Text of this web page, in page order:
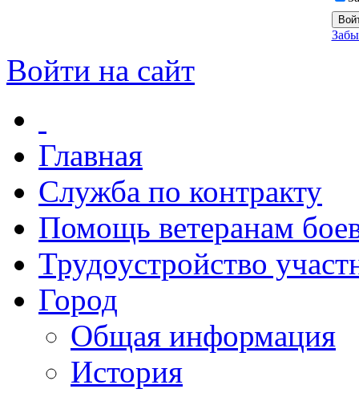
Войти на сайт
Главная
Служба по контракту
Помощь ветеранам
Трудоустройство
Город
Общая информация
История